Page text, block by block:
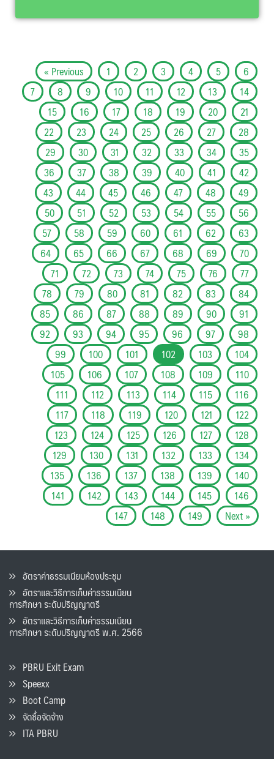
« Previous 1 2 3 4 5
6
7
8 9 10 11 12 13
14
15
16 17 18 19 20
21
22
23 24 25 26 27
28
29
30 31 32 33 34
35
36
37 38 39 40 41
42
43
44 45 46 47 48
49
50
51 52 53 54 55
56
57
58 59 60 61 62
63
64
65 66 67 68 69
70
71
72 73 74 75 76
77
78
79 80 81 82 83
84
85
86 87 88 89 90
91
92
93 94 95 96 97
98
99
100 101 102 103
104
105
106 107 108 109
110
111
112 113 114 115
116
117
118 119 120 121
122
123
124 125 126 127
128
129
130 131 132 133
134
135
136 137 138 139
140
141
142 143 144 145
146
147
148 149 Next »
อัตราค่าธรรมเนียมห้องประชุม
อัตราและวิธีการเก็บค่าธรรมเนียน
การศึกษา ระดับปริญญาตรี
อัตราและวิธีการเก็บค่าธรรมเนียน
การศึกษา ระดับปริญญาตรี พ.ศ. 2566
PBRU Exit Exam
Speexx
Boot Camp
จัดซื้อจัดจ้าง
ITA PBRU